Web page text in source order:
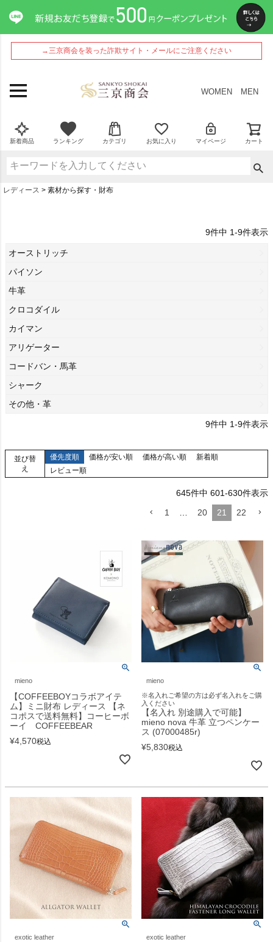
→三京商会を装った詐欺サイト・メールにご注意ください
WOMEN MEN
新着商品 ランキング カテゴリ お気に入り マイページ カート
レディース 素材から探す・財布
9件中 1-9件表示
オーストリッチ
パイソン
牛革
クロコダイル
カイマン
アリゲーター
コードバン・馬革
シャーク
その他・革
9件中 1-9件表示
並び替
え
優先度順 価格が安い順 価格が高い順
新着順
レビュー順
645件中 601-630件表示
1
20 21 22
mieno
【COFFEEBOYコラボアイテ
ム】ミニ財布 レディース 【ネ
コポスで送料無料】コーヒーボ
ーイ COFFEEBEAR
¥4,570税込
mieno
※名入れご希望の方は必ず名入れをご購
入ください
【名入れ 別途購入で可能】
mieno nova 牛革 立つペンケー
ス (07000485r)
¥5,830税込
exotic leather exotic leather